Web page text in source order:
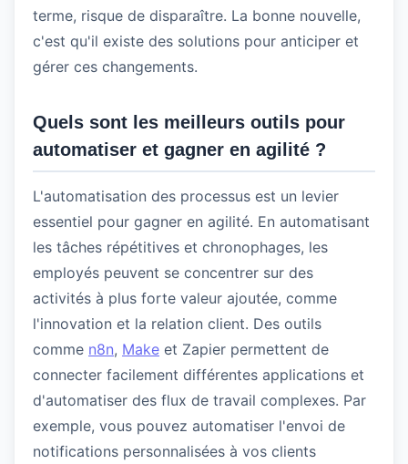
terme, risque de disparaître. La bonne nouvelle,
c'est qu'il existe des solutions pour anticiper et
gérer ces changements.
Quels sont les meilleurs outils pour
automatiser et gagner en agilité ?
L'automatisation des processus est un levier
essentiel pour gagner en agilité. En automatisant
les tâches répétitives et chronophages, les
employés peuvent se concentrer sur des
activités à plus forte valeur ajoutée, comme
l'innovation et la relation client. Des outils
comme n8n, Make et Zapier permettent de
connecter facilement différentes applications et
d'automatiser des flux de travail complexes. Par
exemple, vous pouvez automatiser l'envoi de
notifications personnalisées à vos clients